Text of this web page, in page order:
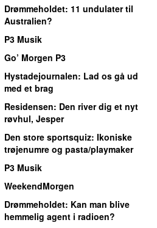
Drømmeholdet: 11 undulater til
Australien?
P3 Musik
Go’ Morgen P3
Hystadejournalen: Lad os gå ud
med et brag
Residensen: Den river dig et nyt
røvhul, Jesper
Den store sportsquiz: Ikoniske
trøjenumre og pasta/playmaker
P3 Musik
WeekendMorgen
Drømmeholdet: Kan man blive
hemmelig agent i radioen?